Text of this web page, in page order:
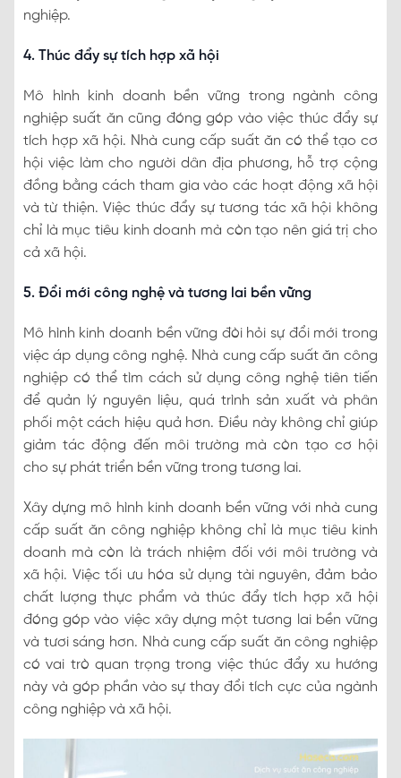
nghiệp.
4. Thúc đẩy sự tích hợp xã hội
Mô hình kinh doanh bền vững trong ngành công
nghiệp suất ăn cũng đóng góp vào việc thúc đẩy sự
tích hợp xã hội. Nhà cung cấp suất ăn có thể tạo cơ
hội việc làm cho người dân địa phương, hỗ trợ cộng
đồng bằng cách tham gia vào các hoạt động xã hội
và từ thiện. Việc thúc đẩy sự tương tác xã hội không
chỉ là mục tiêu kinh doanh mà còn tạo nên giá trị cho
cả xã hội.
5. Đổi mới công nghệ và tương lai bền vững
Mô hình kinh doanh bền vững đòi hỏi sự đổi mới trong
việc áp dụng công nghệ. Nhà cung cấp suất ăn công
nghiệp có thể tìm cách sử dụng công nghệ tiên tiến
để quản lý nguyên liệu, quá trình sản xuất và phân
phối một cách hiệu quả hơn. Điều này không chỉ giúp
giảm tác động đến môi trường mà còn tạo cơ hội
cho sự phát triển bền vững trong tương lai.
Xây dựng mô hình kinh doanh bền vững với nhà cung
cấp suất ăn công nghiệp không chỉ là mục tiêu kinh
doanh mà còn là trách nhiệm đối với môi trường và
xã hội. Việc tối ưu hóa sử dụng tài nguyên, đảm bảo
chất lượng thực phẩm và thúc đẩy tích hợp xã hội
đóng góp vào việc xây dựng một tương lai bền vững
và tươi sáng hơn. Nhà cung cấp suất ăn công nghiệp
có vai trò quan trọng trong việc thúc đẩy xu hướng
này và góp phần vào sự thay đổi tích cực của ngành
công nghiệp và xã hội.